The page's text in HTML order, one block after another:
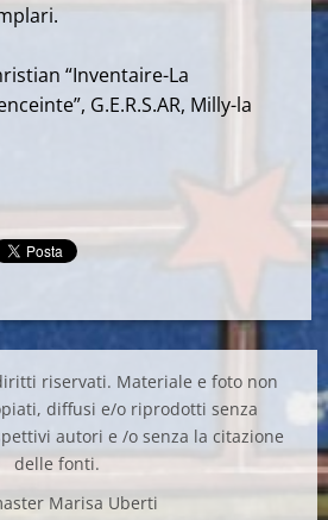
“Inventaire-La
G.E.R.S.AR, Milly-la
riservati. Materiale e foto non
diffusi e/o riprodotti senza
autori e /o senza la citazione
delle fonti.
Marisa Uberti